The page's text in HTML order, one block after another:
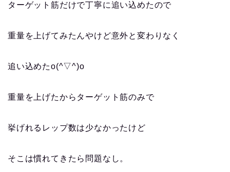
ターゲット筋だけで丁寧に追い込めたので
重量を上げてみたんやけど意外と変わりなく
追い込めたo(^▽^)o
重量を上げたからターゲット筋のみで
挙げれるレップ数は少なかったけど
そこは慣れてきたら問題なし。